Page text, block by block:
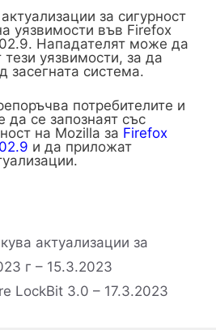
за сигурност
уязвимости във Firefox
Нападателят може да
тези уязвимости, за да
засегната система.
потребителите и
да се запознаят със
на Mozilla за Firefox
и да приложат
актуализации за
г – 15.3.2023
LockBit 3.0 – 17.3.2023